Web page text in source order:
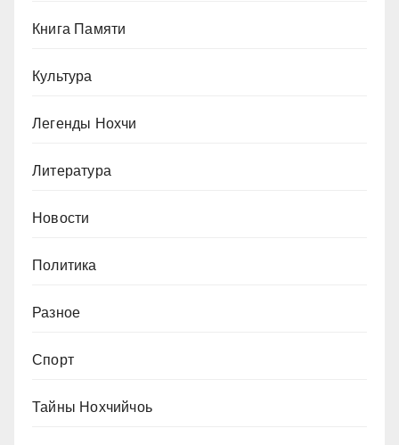
Книга Памяти
Культура
Легенды Нохчи
Литература
Новости
Политика
Разное
Спорт
Тайны Нохчийчоь